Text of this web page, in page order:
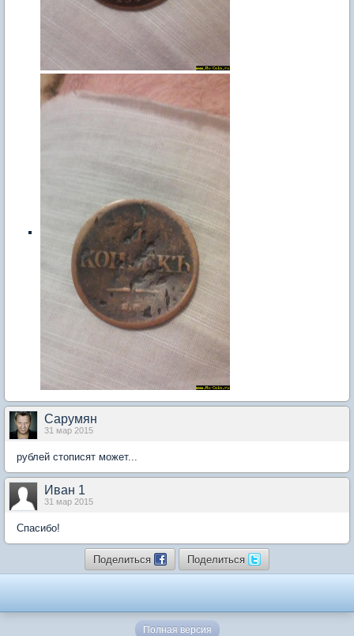
Сарумян
31 мар 2015
рублей стописят может...
Иван 1
31 мар 2015
Спасибо!
Поделиться Поделиться
Полная версия